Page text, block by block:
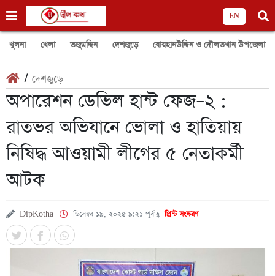
EN
খুলনা খেলা তজুমদ্দিন দেশজুড়ে বোরহানউদ্দিন ও দৌলতখান উপজেলা
/ দেশজুড়ে
অপারেশন ডেভিল হান্ট ফেজ–২ :
রাতভর অভিযানে ভোলা ও হাতিয়ায়
নিষিদ্ধ আওয়ামী লীগের ৫ নেতাকর্মী
আটক
DipKotha ডিসেম্বর ১৯, ২০২৫ ৯:২১ পূর্বাহ্ণপ্রিন্ট সংস্করণ